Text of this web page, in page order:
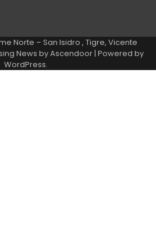
Norte – San Isidro , Tigre, Vicente
News byAscendoor| Powered by
WordPress.